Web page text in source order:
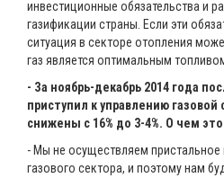
инвестиционные обязательства и
газификации страны. Если эти
ситуация в секторе отопления
газ является оптимальным
- За ноябрь-декабрь 2014 года
приступил к управлению
снижены с 16% до 3-4%. О чем
- Мы не осуществляем пристальное
газового сектора, и поэтому нам